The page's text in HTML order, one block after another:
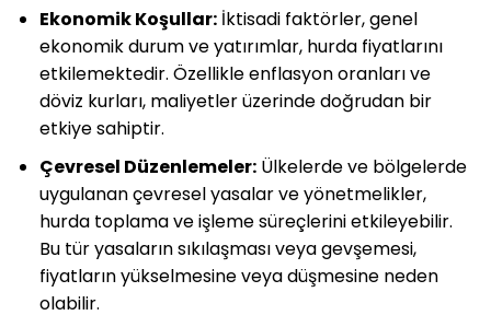
Ekonomik Koşullar:İktisadi faktörler, genel
ekonomik durum ve yatırımlar, hurda fiyatlarını
etkilemektedir. Özellikle enflasyon oranları ve
döviz kurları, maliyetler üzerinde doğrudan bir
etkiye sahiptir.
Çevresel Düzenlemeler:Ülkelerde ve bölgelerde
uygulanan çevresel yasalar ve yönetmelikler,
hurda toplama ve işleme süreçlerini etkileyebilir.
Bu tür yasaların sıkılaşması veya gevşemesi,
fiyatların yükselmesine veya düşmesine neden
olabilir.